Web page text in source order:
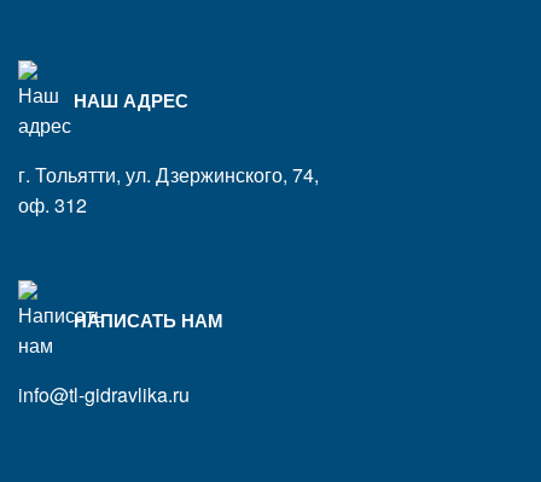
НАШ АДРЕС
г. Тольятти, ул. Дзержинского, 74,
оф. 312
НАПИСАТЬ НАМ
info@tl-gidravlika.ru